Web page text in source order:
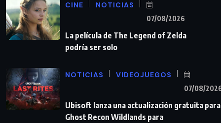
CINE NOTICIAS
07/08/2026
La película de The Legend of Zelda
podría ser solo
NOTICIAS VIDEOJUEGOS
07/08/
Ubisoft lanza una actualización gratuita para
Ghost Recon Wildlands para